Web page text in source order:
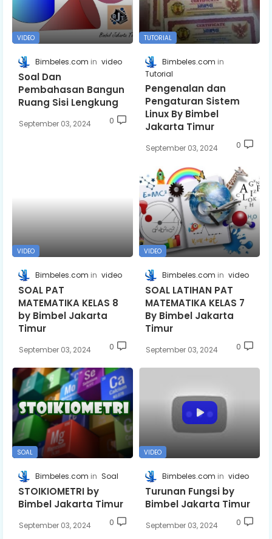
VIDEO
Bimbeles.com video
Soal Dan
Pembahasan Bangun
Ruang Sisi Lengkung
September 03, 2024 0
TUTORIAL
Bimbeles.com
Tutorial
Pengenalan dan
Pengaturan Sistem
Linux By Bimbel
Jakarta Timur
September 03, 2024 0
VIDEO
Bimbeles.com video
SOAL PAT
MATEMATIKA KELAS 8
by Bimbel Jakarta
Timur
September 03, 2024 0
VIDEO
Bimbeles.com video
SOAL LATIHAN PAT
MATEMATIKA KELAS 7
By Bimbel Jakarta
Timur
September 03, 2024 0
SOAL
Bimbeles.com Soal
STOIKIOMETRI by
Bimbel Jakarta Timur
September 03, 2024 0
VIDEO
Bimbeles.com video
Turunan Fungsi by
Bimbel Jakarta Timur
September 03, 2024 0